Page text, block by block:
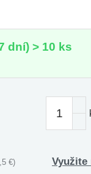
dní) > 10 ks
€) Využite